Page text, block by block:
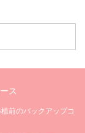
ス
前のバックアップコ